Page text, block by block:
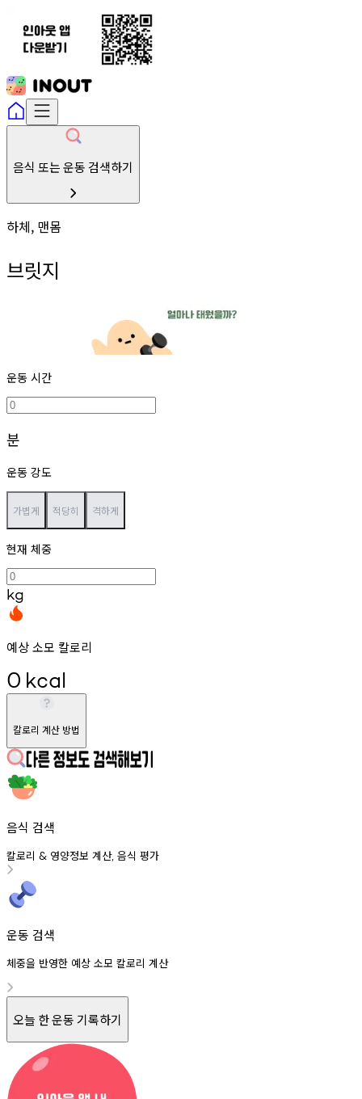
음식 또는 운동 검색하기
하체, 맨몸
브릿지
운동 시간
분
운동 강도
가볍게 적당히 격하게
현재 체중
kg
예상 소모 칼로리
0 kcal
칼로리 계산 방법
음식 검색
칼로리 & 영양정보 계산, 음식 평가
운동 검색
체중을 반영한 예상 소모 칼로리 계산
오늘 한 운동 기록하기